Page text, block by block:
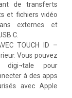
de transferts
et fichiers vidéo
externes et
C.
TOUCH ID –
Vous pouvez
digi¬tale pour
à des apps
avec Apple